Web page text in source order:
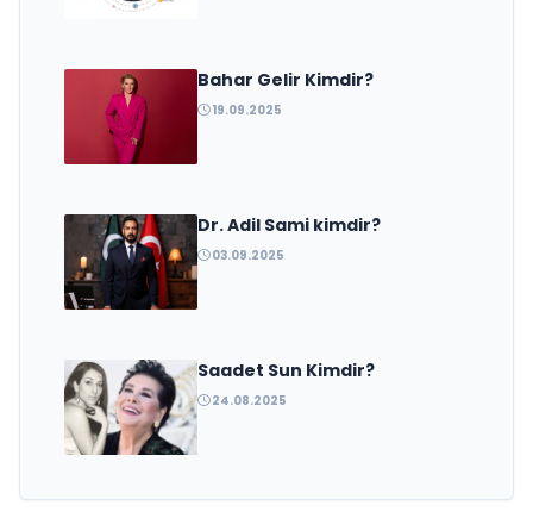
Bahar Gelir Kimdir?
19.09.2025
Dr. Adil Sami kimdir?
03.09.2025
Saadet Sun Kimdir?
24.08.2025